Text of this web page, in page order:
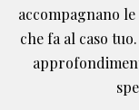
accompagnano
che fa al caso